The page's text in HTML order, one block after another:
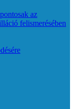
az
felismerésében